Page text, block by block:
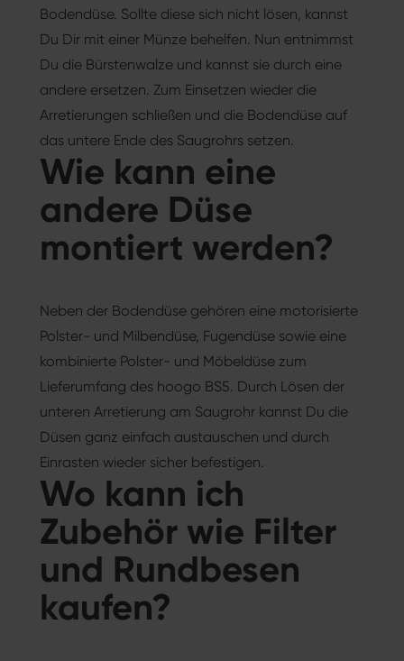
Bodendüse. Sollte diese sich nicht lösen, kannst
Du Dir mit einer Münze behelfen. Nun entnimmst
Du die Bürstenwalze und kannst sie durch eine
andere ersetzen. Zum Einsetzen wieder die
Arretierungen schließen und die Bodendüse auf
das untere Ende des Saugrohrs setzen.
Wie kann eine
andere Düse
montiert werden?
Neben der Bodendüse gehören eine motorisierte
Polster- und Milbendüse, Fugendüse sowie eine
kombinierte Polster- und Möbeldüse zum
Lieferumfang des hoogo BS5. Durch Lösen der
unteren Arretierung am Saugrohr kannst Du die
Düsen ganz einfach austauschen und durch
Einrasten wieder sicher befestigen.
Wo kann ich
Zubehör wie Filter
und Rundbesen
kaufen?